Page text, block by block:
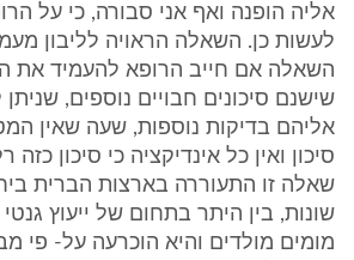
אליה הופנה ואף אני סבורה, כי על
לעשות כן. השאלה הראויה לליבון
השאלה אם חייב הרופא להעמיד את
שישנם סיכונים חבויים נוספים,
אליהם בדיקות נוספות, שעה שאין
סיכון ואין כל אינדיקציה כי סיכון כזה
שאלה זו התעוררה בארצות הברית
שונות, בין היתר בתחום של ייעוץ גנטי
מומים מולדים והיא הוכרעה על- פי